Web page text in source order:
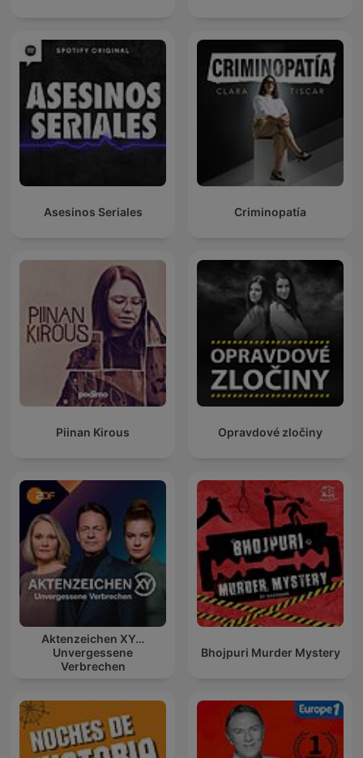
Asesinos Seriales Criminopatía
Piinan Kirous Opravdové zločiny
Aktenzeichen XY…
Unvergessene
Verbrechen
Bhojpuri Murder Mystery